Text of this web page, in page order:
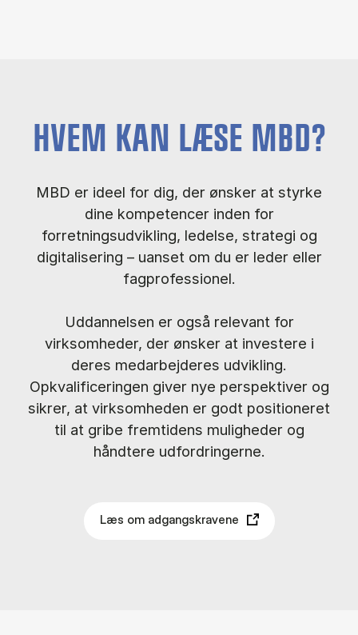
HVEM KAN LÆSE MBD?
MBD er ideel for dig, der ønsker at styrke
dine kompetencer inden for
forretningsudvikling, ledelse, strategi og
digitalisering – uanset om du er leder eller
fagprofessionel.
Uddannelsen er også relevant for
virksomheder, der ønsker at investere i
deres medarbejderes udvikling.
Opkvalificeringen giver nye perspektiver og
sikrer, at virksomheden er godt positioneret
til at gribe fremtidens muligheder og
håndtere udfordringerne.
Læs om adgangskravene